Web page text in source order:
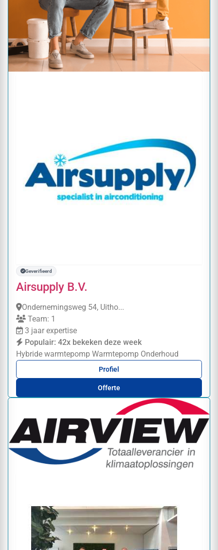
Geverifieerd
Airsupply B.V.
Ondernemingsweg 54, Uitho...
Team: 1
3 jaar expertise
Populair: 42x bekeken deze week
Hybride warmtepomp Warmtepomp Onderhoud
Profiel
Offerte